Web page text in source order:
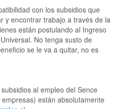
con los subsidios que
y encontrar trabajo a través de la
están postulando al Ingreso
No tenga susto de
se le va a quitar, no es
al empleo del Sence
están absolutamente